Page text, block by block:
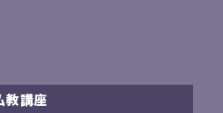
教講座